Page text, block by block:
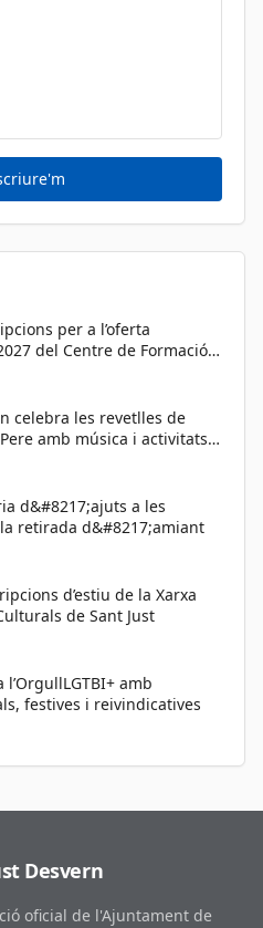
per a l’oferta
del Centre de Formació
celebra les revetlles de
amb música i activitats
d&#8217;ajuts a les
retirada d&#8217;amiant
d’estiu de la Xarxa
de Sant Just
l’OrgullLGTBI+ amb
festives i reivindicatives
Desvern
oficial de l'Ajuntament de